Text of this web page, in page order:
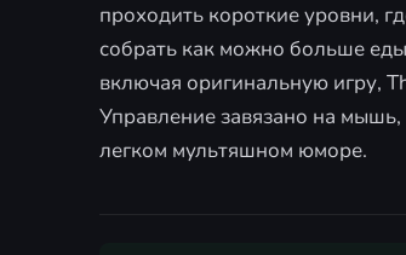
проходить короткие уровни,
собрать как можно больше
включая оригинальную игру,
Управление завязано на
легком мультяшном юморе.